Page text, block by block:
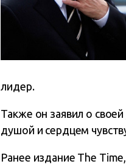
лидер.
Также он заявил о
душой и сердцем
Ранее издание The